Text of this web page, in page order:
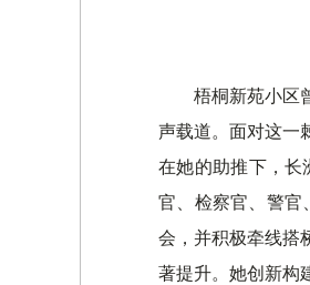
梧桐新苑小区
声载道。面对这一
在她的助推下，长
官、检察官、警官
会，并积极牵线搭
著提升。她创新构